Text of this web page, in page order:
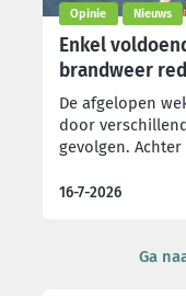
Opinie Nieuws
Enkel
brandweer
De afgelopen
door
gevolgen.
kwijtraakten en
manier met
16-7-2026
Ga